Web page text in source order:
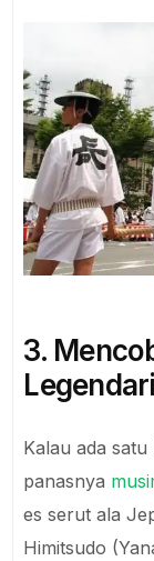
3.
Kalau ada
panasnya
es serut ala
Himitsudo